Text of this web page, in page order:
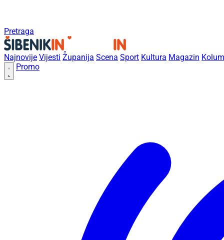
Pretraga
Najnovije Vijesti Županija Scena Sport Kultura Magazin
Promo